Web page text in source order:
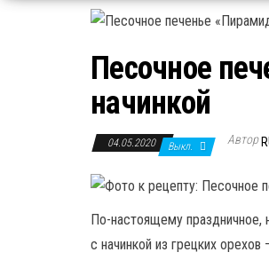
Песочное
начинкой
04.05.2020 Выкл. Автор
По-настоящему праздничное,
с начинкой из грецких